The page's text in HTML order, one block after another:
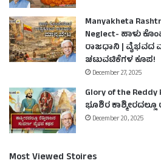
Manyakheta
Neglect- ಹಾಳು
ರಾಜಧಾನಿ | ವೈಭವದ
ಚಟುವಟಿಕೆಗಳ ಕೂಪ!
December 27, 2025
Glory of the
ಭೂಶಿರ
December 20, 2025
Most Viewed Stoires